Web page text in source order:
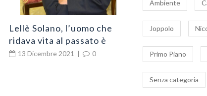
Lellè Solano, l’uomo che
ridava vita al passato è
cittadino di Zungri
13 Dicembre 2021 | 0
Ambiente
Joppolo
Primo Piano
Senza categoria